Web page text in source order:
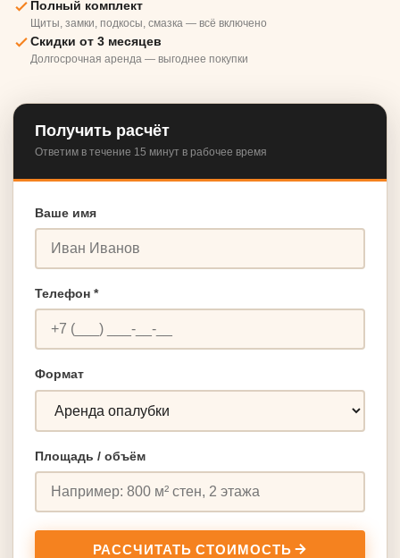
Полный комплект
Щиты, замки, подкосы, смазка — всё включено
Скидки от 3 месяцев
Долгосрочная аренда — выгоднее покупки
Получить расчёт
Ответим в течение 15 минут в рабочее время
Ваше имя
Телефон *
Формат
Площадь / объём
РАССЧИТАТЬ СТОИМОСТЬ